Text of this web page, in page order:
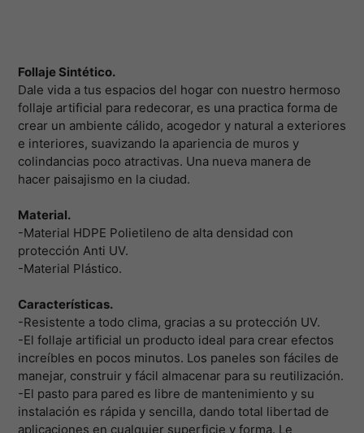
Follaje Sintético.
Dale vida a tus espacios del hogar con nuestro hermoso
follaje artificial para redecorar, es una practica forma de
crear un ambiente cálido, acogedor y natural a exteriores
e interiores, suavizando la apariencia de muros y
colindancias poco atractivas. Una nueva manera de
hacer paisajismo en la ciudad.
Material.
-Material HDPE Polietileno de alta densidad con
protección Anti UV.
-Material Plástico.
Características.
-Resistente a todo clima, gracias a su protección UV.
-El follaje artificial un producto ideal para crear efectos
increíbles en pocos minutos. Los paneles son fáciles de
manejar, construir y fácil almacenar para su reutilización.
-El pasto para pared es libre de mantenimiento y su
instalación es rápida y sencilla, dando total libertad de
aplicaciones en cualquier superficie y forma. Le